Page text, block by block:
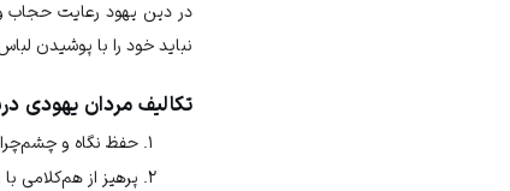
در دین یهود رعایت حجاب
نباید خود را با پوشیدن
تکالیف مردان یهودی
حفظ نگاه و
پرهیز از هم‌کلامی